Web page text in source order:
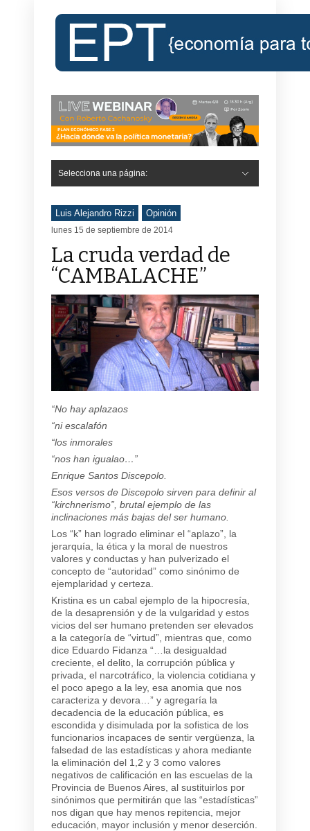
Selecciona una página:
Luis Alejandro Rizzi Opinión
lunes 15 de septiembre de 2014
La cruda verdad de
“CAMBALACHE”
“No hay aplazaos
“ni escalafón
“los inmorales
“nos han igualao…”
Enrique Santos Discepolo.
Esos versos de Discepolo sirven para definir al
“kirchnerismo”, brutal ejemplo de las
inclinaciones más bajas del ser humano.
Los “k” han logrado eliminar el “aplazo”, la
jerarquía, la ética y la moral de nuestros
valores y conductas y han pulverizado el
concepto de “autoridad” como sinónimo de
ejemplaridad y certeza.
Kristina es un cabal ejemplo de la hipocresía,
de la desaprensión y de la vulgaridad y estos
vicios del ser humano pretenden ser elevados
a la categoría de “virtud”, mientras que, como
dice Eduardo Fidanza “…la desigualdad
creciente, el delito, la corrupción pública y
privada, el narcotráfico, la violencia cotidiana y
el poco apego a la ley, esa anomia que nos
caracteriza y devora…” y agregaría la
decadencia de la educación pública, es
escondida y disimulada por la sofistica de los
funcionarios incapaces de sentir vergüenza, la
falsedad de las estadísticas y ahora mediante
la eliminación del 1,2 y 3 como valores
negativos de calificación en las escuelas de la
Provincia de Buenos Aires, al sustituirlos por
sinónimos que permitirán que las “estadísticas”
nos digan que hay menos repitencia, mejor
educación, mayor inclusión y menor deserción.